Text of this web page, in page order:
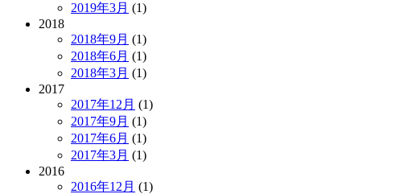
2019年3月 (1)
2018
2018年9月 (1)
2018年6月 (1)
2018年3月 (1)
2017
2017年12月 (1)
2017年9月 (1)
2017年6月 (1)
2017年3月 (1)
2016
2016年12月 (1)